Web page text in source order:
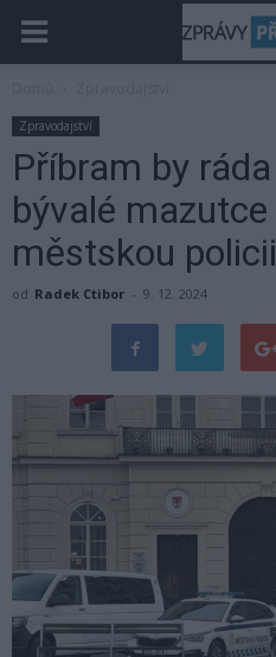
Zpravodajství
Příbram by
bývalé
městskou policii
od Radek Ctibor - 9. 12. 2024